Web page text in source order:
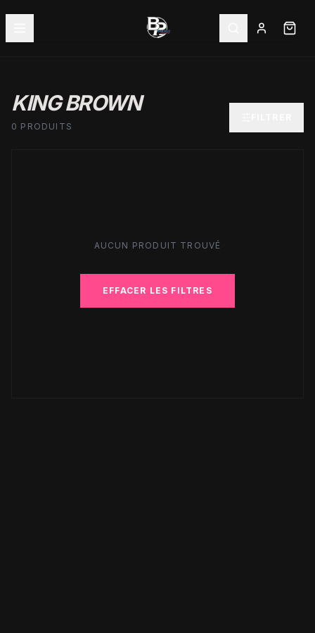
KING BROWN
0 PRODUITS
AUCUN PRODUIT TROUVÉ
EFFACER LES FILTRES